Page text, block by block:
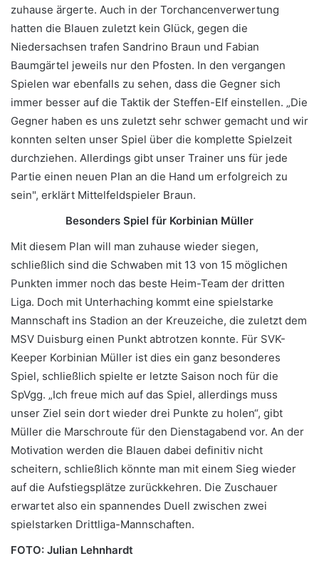
zuhause ärgerte. Auch in der Torchancenverwertung
hatten die Blauen zuletzt kein Glück, gegen die
Niedersachsen trafen Sandrino Braun und Fabian
Baumgärtel jeweils nur den Pfosten. In den vergangen
Spielen war ebenfalls zu sehen, dass die Gegner sich
immer besser auf die Taktik der Steffen-Elf einstellen. „Die
Gegner haben es uns zuletzt sehr schwer gemacht und wir
konnten selten unser Spiel über die komplette Spielzeit
durchziehen. Allerdings gibt unser Trainer uns für jede
Partie einen neuen Plan an die Hand um erfolgreich zu
sein", erklärt Mittelfeldspieler Braun.
Besonders Spiel für Korbinian Müller
Mit diesem Plan will man zuhause wieder siegen,
schließlich sind die Schwaben mit 13 von 15 möglichen
Punkten immer noch das beste Heim-Team der dritten
Liga. Doch mit Unterhaching kommt eine spielstarke
Mannschaft ins Stadion an der Kreuzeiche, die zuletzt dem
MSV Duisburg einen Punkt abtrotzen konnte. Für SVK-
Keeper Korbinian Müller ist dies ein ganz besonderes
Spiel, schließlich spielte er letzte Saison noch für die
SpVgg. „Ich freue mich auf das Spiel, allerdings muss
unser Ziel sein dort wieder drei Punkte zu holen“, gibt
Müller die Marschroute für den Dienstagabend vor. An der
Motivation werden die Blauen dabei definitiv nicht
scheitern, schließlich könnte man mit einem Sieg wieder
auf die Aufstiegsplätze zurückkehren. Die Zuschauer
erwartet also ein spannendes Duell zwischen zwei
spielstarken Drittliga-Mannschaften.
FOTO: Julian Lehnhardt